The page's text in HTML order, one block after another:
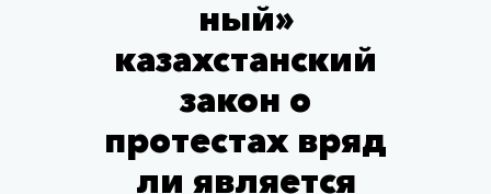
ный»
казахстанский
закон о
протестах вряд
ли является